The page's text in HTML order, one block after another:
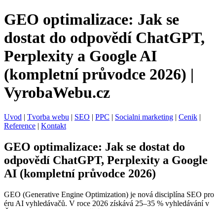
GEO optimalizace: Jak se
dostat do odpovědí ChatGPT,
Perplexity a Google AI
(kompletní průvodce 2026) |
VyrobaWebu.cz
Uvod | Tvorba webu | SEO | PPC | Socialni marketing | Cenik |
Reference | Kontakt
GEO optimalizace: Jak se dostat do
odpovědí ChatGPT, Perplexity a Google
AI (kompletní průvodce 2026)
GEO (Generative Engine Optimization) je nová disciplína SEO pro
éru AI vyhledávačů. V roce 2026 získává 25–35 % vyhledávání v